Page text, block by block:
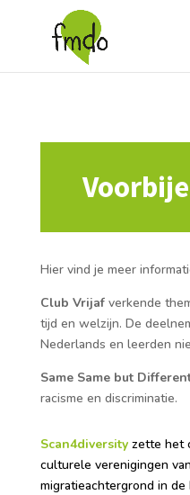
Hier vind je meer
Club Vrijafverkende
tijd en welzijn. De
Nederlands en leerden
Same Same but
racisme en discriminatie.
Scan4diversityzette het
culturele verenigingen
migratieachtergrond in de